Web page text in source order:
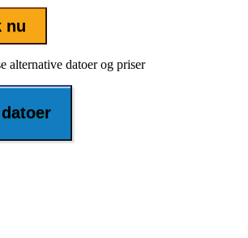
nu
alternative datoer og priser